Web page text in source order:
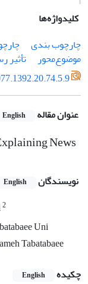
کلیدواژه‌ها
چارچوب بندی
موضوع‌محور
تأثیر
عنوان مقاله English
News
نویسندگان English
2
Uni
Tabatabaee
چکیده
English